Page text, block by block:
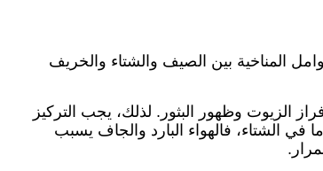
المناخية بين الصيف والشتاء والخريف
الزيوت وظهور البثور. لذلك، يجب التركيز
الشتاء، فالهواء البارد والجاف يسبب